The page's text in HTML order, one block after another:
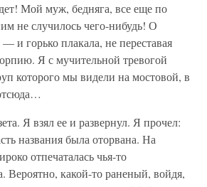
Мой муж, бедняга, все еще по
не случилось чего-нибудь! О
и горько плакала, не переставая
Я с мучительной тревогой
которого мы видели на мостовой, в
Я взял ее и развернул. Я прочел:
названия была оторвана. На
отпечаталась чья-то
Вероятно, какой-то раненый, войдя,